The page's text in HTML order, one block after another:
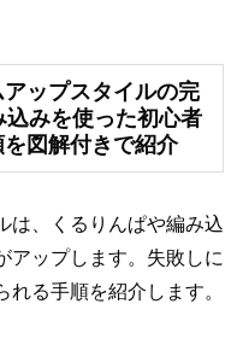
ップスタイルの完
みを使った初心者
図解付きで紹介
は、くるりんぱや編み込
アップします。失敗しに
れる手順を紹介します。